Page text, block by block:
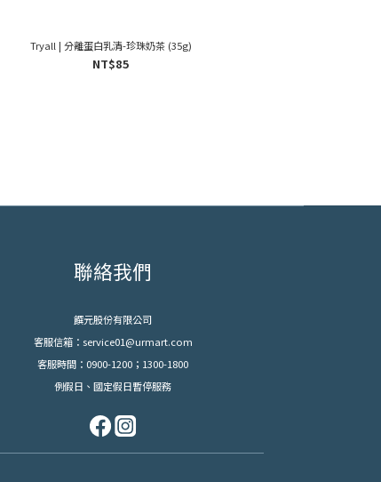
Tryall | 分離蛋白乳清-珍珠奶茶 (35g)
NT$85
聯絡我們
饌元股份有限公司
客服信箱：service01@urmart.com
客服時間：0900-1200；1300-1800
例假日、國定假日暫停服務